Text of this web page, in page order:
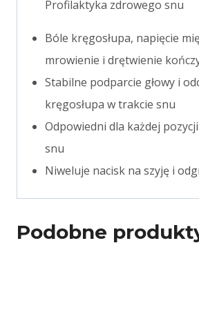
Profilaktyka zdrowego snu
Bóle kręgosłupa, napięcie
mrowienie i drętwienie
Stabilne podparcie głowy i
kręgosłupa w trakcie snu
Odpowiedni dla każdej pozycji
snu
Niweluje nacisk na szyję i
Podobne